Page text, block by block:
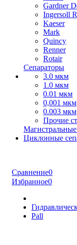
Gardner
Ingersoll
Kaeser
Mark
Quincy
Renner
Rotair
Сепараторы
3.0 мкм
1.0 мкм
0.01 мкм
0,001 мкм
0.003 мкм
Прочие
Циклонные
Сравнение0
Избранное0
Pall